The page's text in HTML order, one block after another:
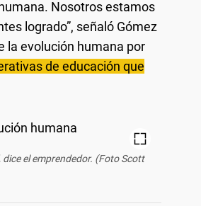
Nosotros estamos
logrado”, señaló Gómez
la evolución humana por
de educación que
el emprendedor. (Foto Scott